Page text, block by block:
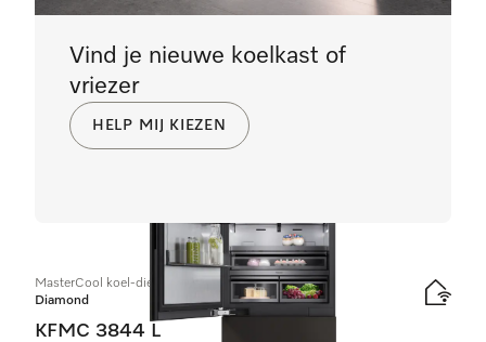
MasterCool koel-diepvriescombinatie
Diamond
KFMC 3844 L
Vind je nieuwe koelkast of
vriezer
HELP MIJ KIEZEN